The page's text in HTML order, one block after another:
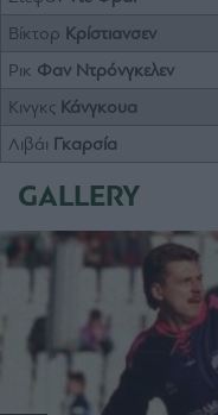
Βίκτορ Κρίστιανσεν
Ρικ Φαν Ντρόνγκελεν
Κινγκς Κάνγκουα
Λιβάι Γκαρσία
GALLERY